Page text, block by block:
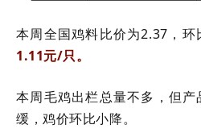
本周全国鸡料比价为2.37 ，
1.11元/只。
本周毛鸡出栏总量不多，但
缓，鸡价环比小降。